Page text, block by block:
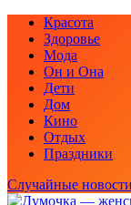
Перейти
содержимому
Красота
Здоровье
Мода
Он и Она
Дети
Дом
Кино
Отдых
Праздники
Случайные новости